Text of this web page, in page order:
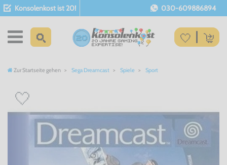
Konsolenkost ist 20! 030-609886894
Zur Startseite gehen Sega Dreamcast Spiele Sport